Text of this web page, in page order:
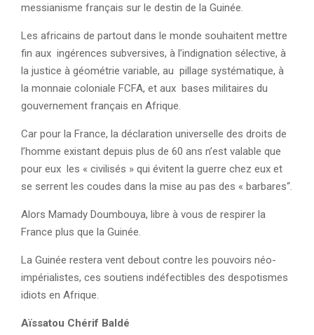
messianisme français sur le destin de la Guinée.
Les africains de partout dans le monde souhaitent mettre
fin aux ingérences subversives, à l’indignation sélective, à
la justice à géométrie variable, au pillage systématique, à
la monnaie coloniale FCFA, et aux bases militaires du
gouvernement français en Afrique.
Car pour la France, la déclaration universelle des droits de
l’homme existant depuis plus de 60 ans n’est valable que
pour eux les « civilisés » qui évitent la guerre chez eux et
se serrent les coudes dans la mise au pas des « barbares“.
Alors Mamady Doumbouya, libre à vous de respirer la
France plus que la Guinée.
La Guinée restera vent debout contre les pouvoirs néo-
impérialistes, ces soutiens indéfectibles des despotismes
idiots en Afrique.
Aïssatou Chérif Baldé